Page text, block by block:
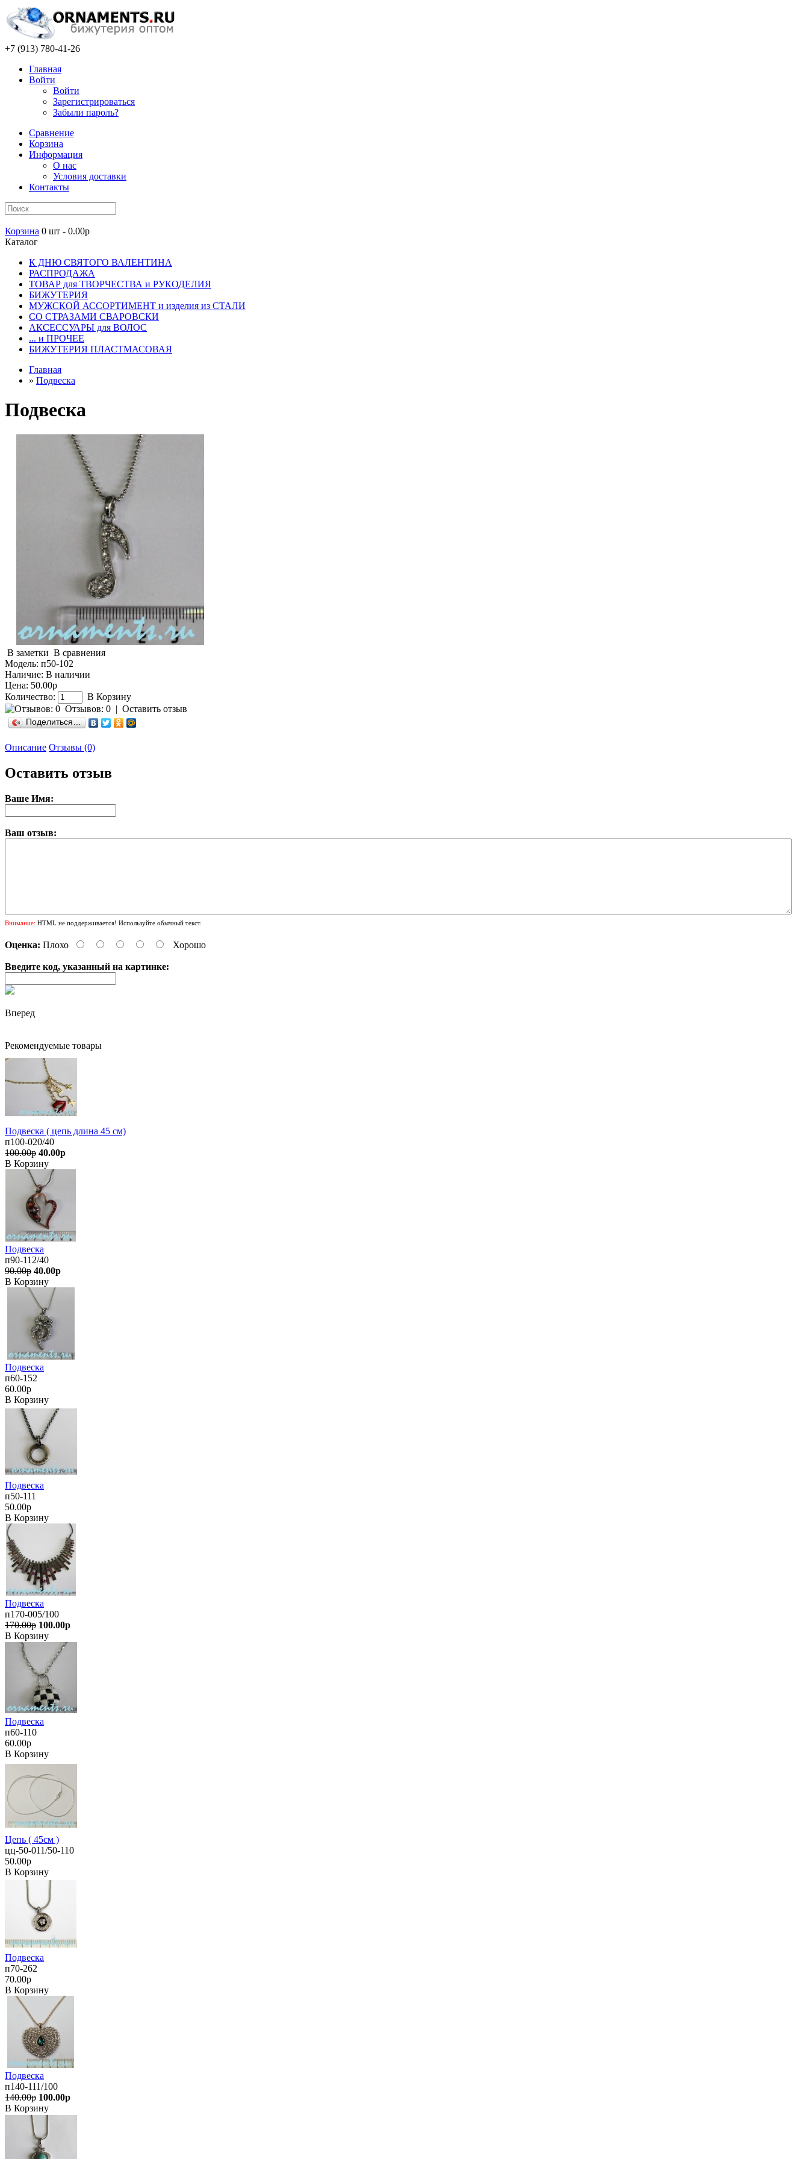
+7 (913) 780-41-26
Главная
Войти
Войти
Зарегистрироваться
Забыли пароль?
Сравнение
Корзина
Информация
О нас
Условия доставки
Контакты
Корзина 0 шт - 0.00р
Каталог
К ДНЮ СВЯТОГО ВАЛЕНТИНА
РАСПРОДАЖА
ТОВАР для ТВОРЧЕСТВА и РУКОДЕЛИЯ
БИЖУТЕРИЯ
МУЖСКОЙ АССОРТИМЕНТ и изделия из СТАЛИ
СО СТРАЗАМИ СВАРОВСКИ
АКСЕССУАРЫ для ВОЛОС
... и ПРОЧЕЕ
БИЖУТЕРИЯ ПЛАСТМАСОВАЯ
Главная
» Подвеска
Подвеска
В заметки В сравнения
Модель: п50-102
Наличие: В наличии
Цена: 50.00р
Количество:
В Корзину
Отзывов: 0 | Оставить отзыв
Поделиться…
Описание Отзывы (0)
Оставить отзыв
Ваше Имя:
Ваш отзыв:
Внимание: HTML не поддерживается! Используйте обычный текст.
Оценка: Плохо Хорошо
Введите код, указанный на картинке:
Вперед
Рекомендуемые товары
Подвеска ( цепь длина 45 см)
п100-020/40
100.00р 40.00р
В Корзину
Подвеска
п90-112/40
90.00р 40.00р
В Корзину
Подвеска
п60-152
60.00р
В Корзину
Подвеска
п50-111
50.00р
В Корзину
Подвеска
п170-005/100
170.00р 100.00р
В Корзину
Подвеска
п60-110
60.00р
В Корзину
Цепь ( 45см )
цц-50-011/50-110
50.00р
В Корзину
Подвеска
п70-262
70.00р
В Корзину
Подвеска
п140-111/100
140.00р 100.00р
В Корзину